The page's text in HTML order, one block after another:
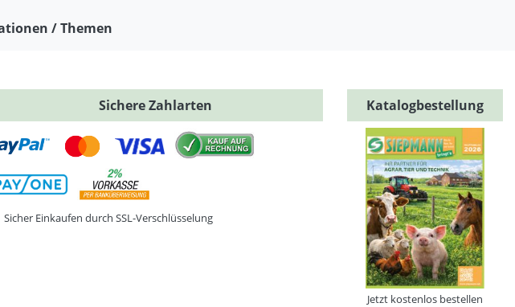
/ Themen
Sichere Zahlarten
Sicher Einkaufen durch SSL-Verschlüsselung
Katalogbestellung
Jetzt kostenlos bestellen